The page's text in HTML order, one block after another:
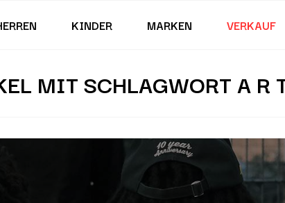
KINDER MARKEN VERKAUF
MIT SCHLAGWORT A R